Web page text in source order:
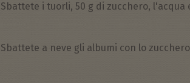
Sbattete i tuorli, 50 g di zucchero,
Sbattete a neve gli albumi con lo